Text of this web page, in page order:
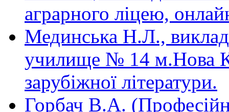
аграрного ліцею,
Мединська Н.Л.,
училище № 14 м.Нова
зарубіжної літератури.
Горбач В.А.